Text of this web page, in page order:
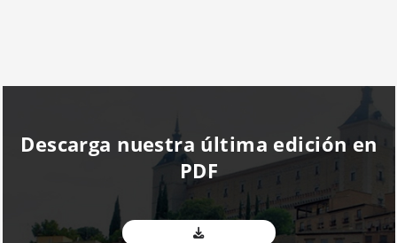
Descarga nuestra última edición en
PDF